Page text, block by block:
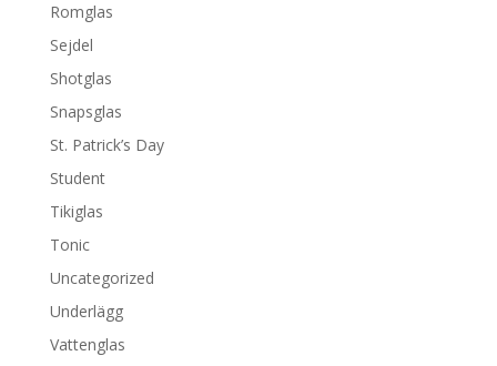
Romglas
Sejdel
Shotglas
Snapsglas
St. Patrick’s Day
Student
Tikiglas
Tonic
Uncategorized
Underlägg
Vattenglas